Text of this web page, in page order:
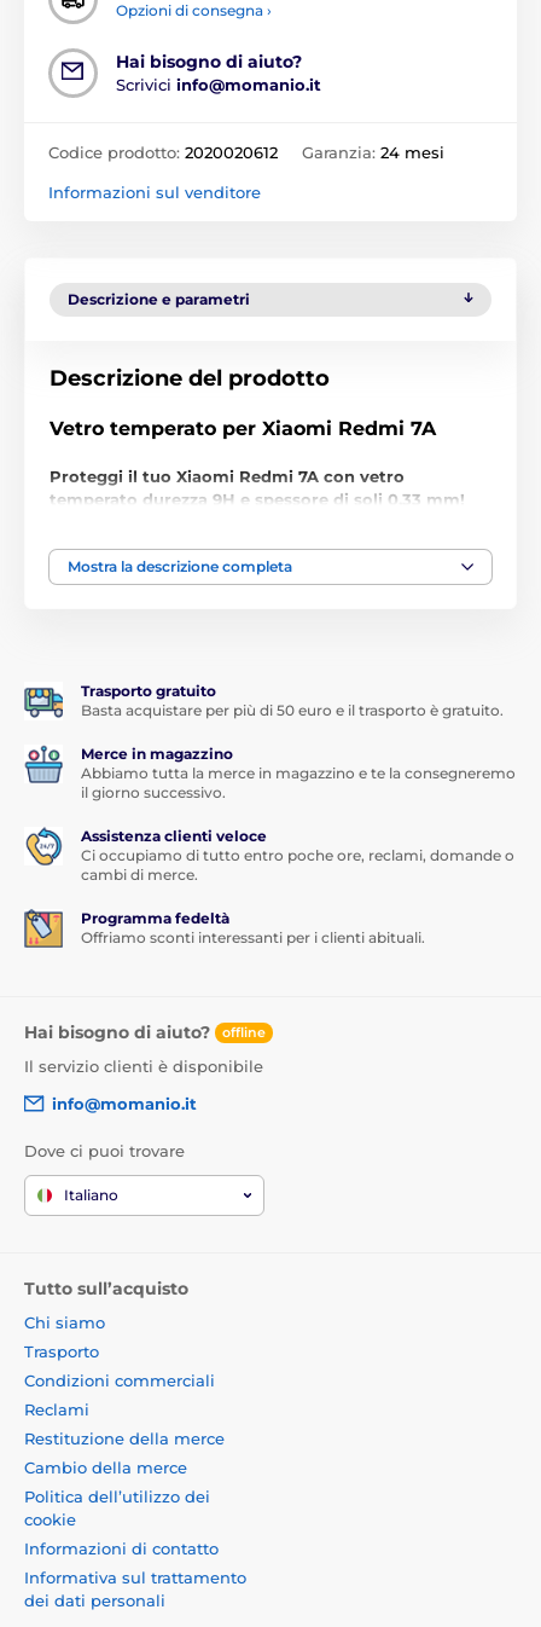
Opzioni di consegna ›
Hai bisogno di aiuto?
Scrivici info@momanio.it
Codice prodotto: 2020020612 Garanzia: 24 mesi
Informazioni sul venditore
Descrizione e parametri
Descrizione del prodotto
Vetro temperato per Xiaomi Redmi 7A
Proteggi il tuo Xiaomi Redmi 7A con vetro
temperato durezza 9H e spessore di soli 0,33 mm!
vetro temperato protettivo per Xiaomi Redmi 7A
è
di qualità superiore. Non solo con durezza 9H
sul display.
Niente impronte digitali
Il vetro temperato per Xiaomi Redmi 7A è dotato di
grassi e oli. Il display del tuo Xiaomi sarà così
impronte digitali e sporcoche normalmente vi
aderiscono.
Sottile ma resistente
sentirai nemmeno sul display del tuo smartphone.
*Le immagini hanno solo carattere informativo.
L'applicazione è alla portata di tutti
Un altro grande vantaggio di questo vetro temperato
del vetro temperato sul display del tuo smartphone
sarà davvero un gioco da ragazzi.
Adesione perfetta
A differenza di altri vetri temperati, tutta la superficie
del vetro temperato per Xiaomi Redmi 7A è coperta da
adesivo, il che garantisce una
assolutamente perfetta su tutta la superficie
vetro temperato. Non c'è quindi il rischio di
scollamento dei bordi del vetro protettivo o del loro
sollevamento.
Contenuto della confezione:
1x vetro temperato protettivo
Mostra la descrizione completa
Trasporto gratuito
Basta acquistare per più di 50 euro e il trasporto è gratuito.
Merce in magazzino
Abbiamo tutta la merce in magazzino e te la consegneremo
il giorno successivo.
Assistenza clienti veloce
Ci occupiamo di tutto entro poche ore, reclami, domande o
cambi di merce.
Programma fedeltà
Offriamo sconti interessanti per i clienti abituali.
Hai bisogno di aiuto? offline
Il servizio clienti è disponibile
info@momanio.it
Dove ci puoi trovare
Italiano
Tutto sull’acquisto
Chi siamo
Trasporto
Condizioni commerciali
Reclami
Restituzione della merce
Cambio della merce
Politica dell’utilizzo dei
cookie
Informazioni di contatto
Informativa sul trattamento
dei dati personali